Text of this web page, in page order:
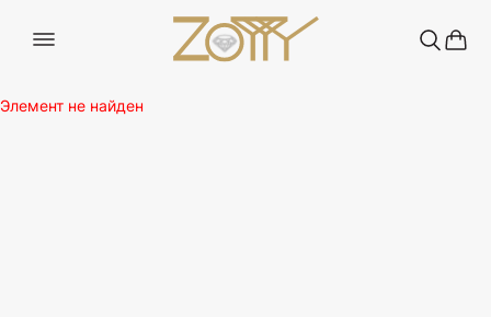
Элемент не найден